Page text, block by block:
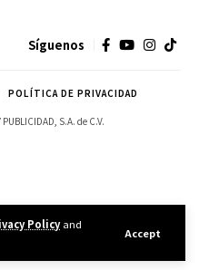
Policyand
Accept
Síguenos
S.A. de C.V.
POLÍTICA DE PRIVACIDAD